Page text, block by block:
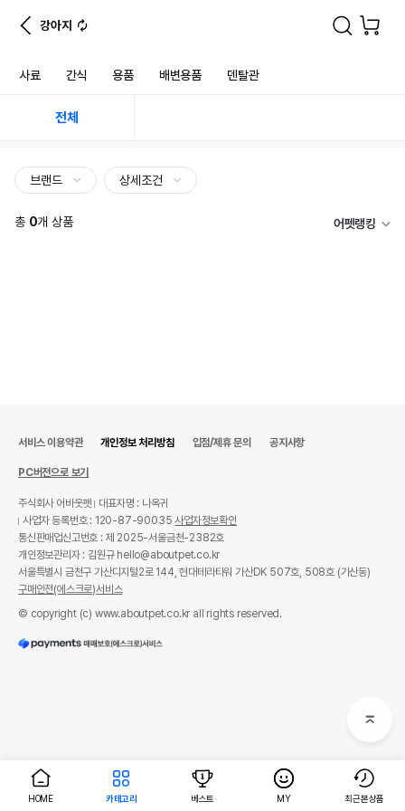
강아지
사료 간식 용품 배변용품 덴탈관
전체
브랜드 상세조건
총 0개 상품 어펫랭킹
서비스 이용약관 개인정보 처리방침 입점/제휴 문의 공지사항
PC버전으로 보기
주식회사 어바웃펫
대표자명 : 나옥귀
사업자 등록번호 : 120-87-90035사업자정보확인
통신판매업신고번호 : 제 2025-서울금천-2382호
개인정보관리자 : 김원규 hello@aboutpet.co.kr
서울특별시 금천구 가산디지털2로 144, 현대테라타워 가산DK 507호, 508호 (가산동)
구매안전(에스크로)서비스
© copyright (c) www.aboutpet.co.kr all rights reserved.
HOME 카테고리 베스트 MY 최근본상품